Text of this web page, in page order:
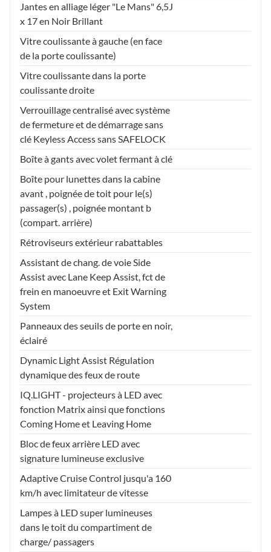
Jantes en alliage léger "Le Mans" 6,5J
x 17 en Noir Brillant
Vitre coulissante à gauche (en face
de la porte coulissante)
Vitre coulissante dans la porte
coulissante droite
Verrouillage centralisé avec système
de fermeture et de démarrage sans
clé Keyless Access sans SAFELOCK
Boîte à gants avec volet fermant à clé
Boîte pour lunettes dans la cabine
avant , poignée de toit pour le(s)
passager(s) , poignée montant b
(compart. arrière)
Rétroviseurs extérieur rabattables
Assistant de chang. de voie Side
Assist avec Lane Keep Assist, fct de
frein en manoeuvre et Exit Warning
System
Panneaux des seuils de porte en noir,
éclairé
Dynamic Light Assist Régulation
dynamique des feux de route
IQ.LIGHT - projecteurs à LED avec
fonction Matrix ainsi que fonctions
Coming Home et Leaving Home
Bloc de feux arrière LED avec
signature lumineuse exclusive
Adaptive Cruise Control jusqu'a 160
km/h avec limitateur de vitesse
Lampes à LED super lumineuses
dans le toit du compartiment de
charge/ passagers